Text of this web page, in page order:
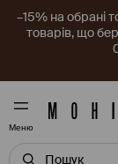
–15% на обрані
товарів, що
Меню